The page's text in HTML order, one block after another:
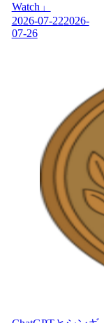
Watch」
2026-07-222026-
07-26